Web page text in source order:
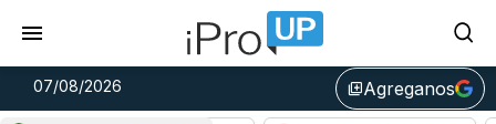
07/08/2026 library_addAgreganos